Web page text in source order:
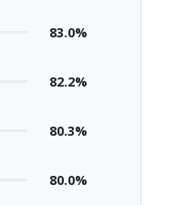
83.0%
82.2%
80.3%
80.0%